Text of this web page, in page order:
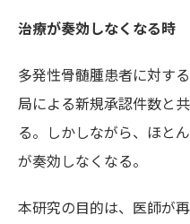
治療が奏効しなくなる時
多発性骨髄腫患者に対す
局による新規承認件数と
る。しかしながら、ほと
が奏効しなくなる。
本研究の目的は、医師が